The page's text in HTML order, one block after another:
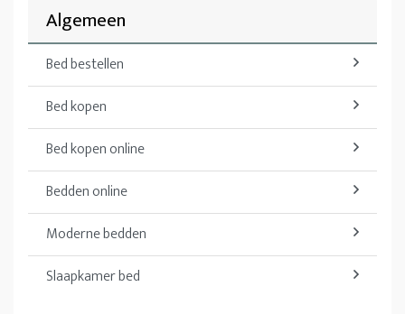
Algemeen
Bed bestellen
Bed kopen
Bed kopen online
Bedden online
Moderne bedden
Slaapkamer bed